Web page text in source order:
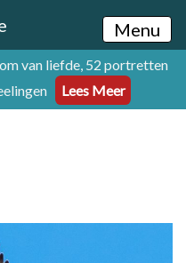
Menu
van liefde, 52 portretten
Lees Meer